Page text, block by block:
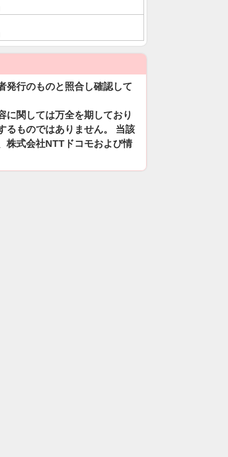
発行のものと照合し確認して
に関しては万全を期しており
るものではありません。 当該
株式会社NTTドコモおよび情